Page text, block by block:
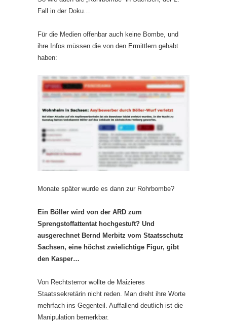
Fall in der Doku…
Für die Medien offenbar auch keine Bombe, und
ihre Infos müssen die von den Ermittlern gehabt
haben:
Monate später wurde es dann zur Rohrbombe?
Ein Böller wird von der ARD zum
Sprengstoffattentat hochgestuft? Und
ausgerechnet Bernd Merbitz vom Staatsschutz
Sachsen, eine höchst zwielichtige Figur, gibt
den Kasper…
Von Rechtsterror wollte de Maizieres
Staatssekretärin nicht reden. Man dreht ihre Worte
mehrfach ins Gegenteil. Auffallend deutlich ist die
Manipulation bemerkbar.